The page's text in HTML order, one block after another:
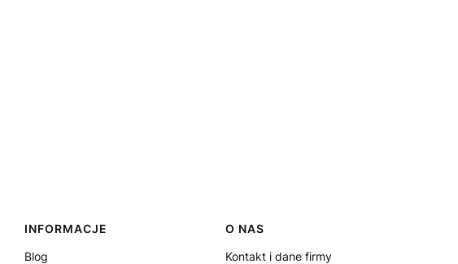
INFORMACJE
Blog
O NAS
Kontakt i dane firmy